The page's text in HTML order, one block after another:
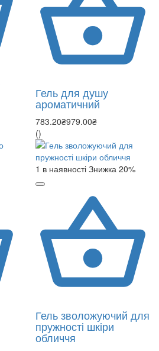
Гель для душу
ароматичний
783.20₴979.00₴
()
1 в наявності Знижка 20%
Гель зволожуючий для
пружності шкіри
обличчя